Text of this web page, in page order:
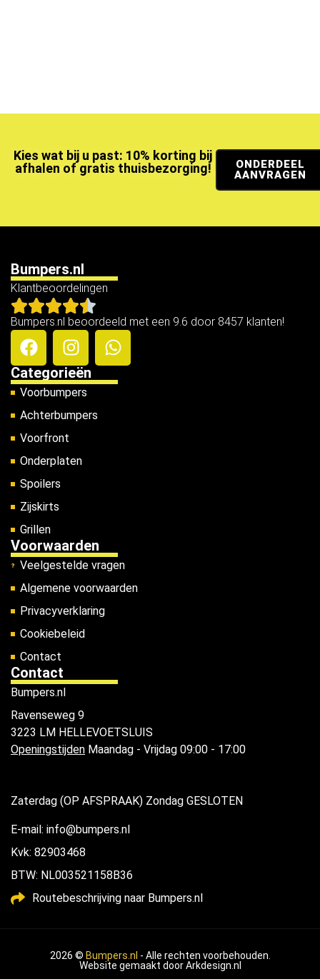
Kies wat bij u past: 10% korting bij
afhalen of gratis thuisbezorging!
ONDERDEEL
AANVRAGEN
Bumpers.nl
Klantbeoordelingen
Bumpers.nl beoordeeld met een 9.6 door 8457 klanten!
Categorieën
Voorbumpers
Achterbumpers
Voorfront
Onderplaten
Spoilers
Zijskirts
Grillen
Voorwaarden
Veelgestelde vragen
Algemene voorwaarden
Privacyverklaring
Cookiebeleid
Contact
Contact
Bumpers.nl
Ravenseweg 9
3223 LM HELLEVOETSLUIS
Openingstijden Maandag - Vrijdag 09:00 - 17:00
Zaterdag (OP AFSPRAAK) Zondag GESLOTEN
E-mail: info@bumpers.nl
Kvk: 82903468
BTW: NL003521158B36
Routebeschrijving naar Bumpers.nl
2026 © Bumpers.nl - Alle rechten voorbehouden.
Website gemaakt doorArkdesign.nl